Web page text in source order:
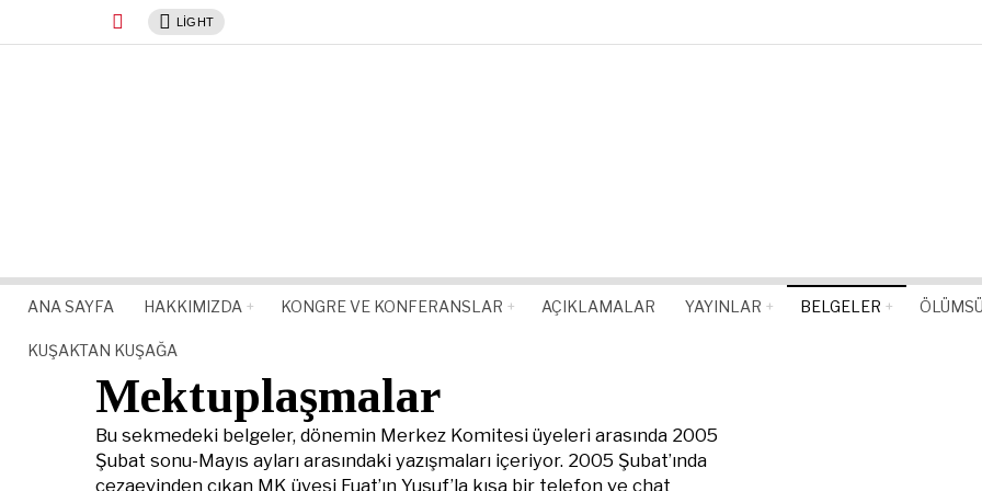
LIGHT
ANA SAYFA HAKKIMIZDA KONGRE VE KONFERANSLAR AÇIKLAMALAR YAYINLAR BELGELER
KUŞAKTAN KUŞAĞA
Mektuplaşmalar
Bu sekmedeki belgeler, dönemin Merkez Komitesi üyeleri arasında 2005
Şubat sonu-Mayıs ayları arasındaki yazışmaları içeriyor. 2005 Şubat’ında
cezaevinden çıkan MK üyesi Fuat’ın Yusuf’la kısa bir telefon ve chat